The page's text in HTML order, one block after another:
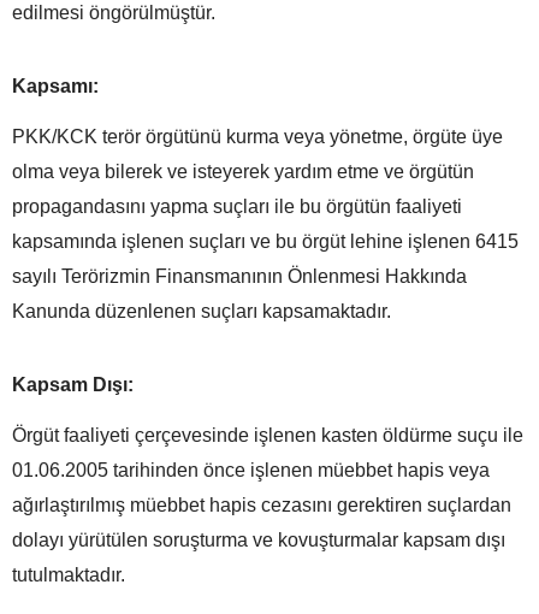
edilmesi öngörülmüştür.
Kapsamı:
PKK/KCK terör örgütünü kurma veya yönetme, örgüte üye
olma veya bilerek ve isteyerek yardım etme ve örgütün
propagandasını yapma suçları ile bu örgütün faaliyeti
kapsamında işlenen suçları ve bu örgüt lehine işlenen 6415
sayılı Terörizmin Finansmanının Önlenmesi Hakkında
Kanunda düzenlenen suçları kapsamaktadır.
Kapsam Dışı:
Örgüt faaliyeti çerçevesinde işlenen kasten öldürme suçu ile
01.06.2005 tarihinden önce işlenen müebbet hapis veya
ağırlaştırılmış müebbet hapis cezasını gerektiren suçlardan
dolayı yürütülen soruşturma ve kovuşturmalar kapsam dışı
tutulmaktadır.